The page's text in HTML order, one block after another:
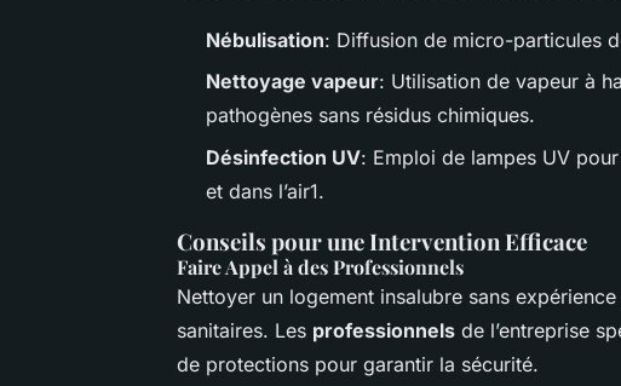
Nébulisation: Diffusion de micro-particules
Nettoyage vapeur: Utilisation de vapeur à
pathogènes sans résidus chimiques.
Désinfection UV: Emploi de lampes UV
et dans l’air1.
Conseils pour une Intervention Efficace
Faire Appel à des Professionnels
Nettoyer un logement insalubre sans
sanitaires. Les professionnels de l’entreprise
de protections pour garantir la sécurité.